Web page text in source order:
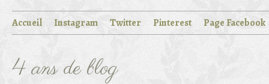
Accueil Instagram Twitter Pinterest Page Facebook
4 ans de blog